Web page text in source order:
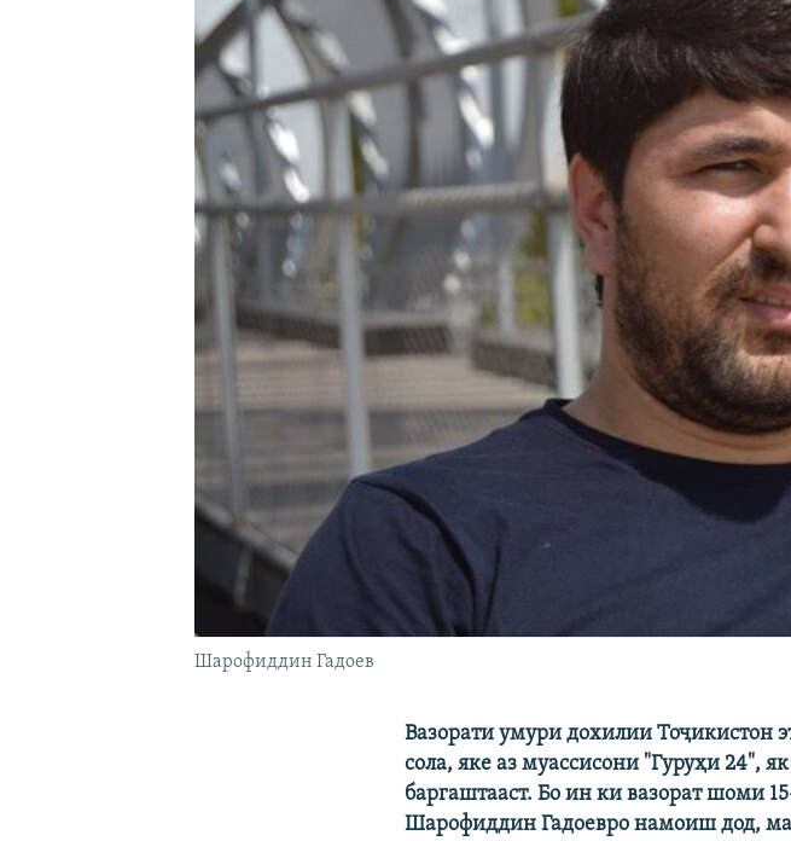
Шарофиддин Гадоев
Вазорати умури дохилии Тоҷикистон
сола, яке аз муассисони "Гуруҳи 24",
баргаштааст. Бо ин ки вазорат шоми
Шарофиддин Гадоевро намоиш дод,